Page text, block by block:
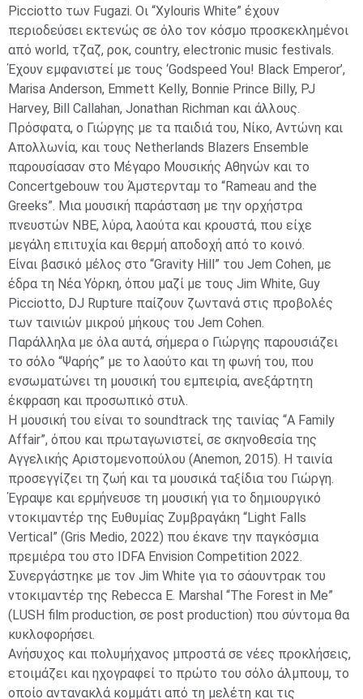
Picciotto των Fugazi. Οι “Xylouris White” έχουν
περιοδεύσει εκτενώς σε όλο τον κόσμο προσκεκλημένοι
από world, τζαζ, ροκ, country, electronic music festivals.
Έχουν εμφανιστεί με τους ‘Godspeed You! Black Emperor’,
Marisa Anderson, Emmett Kelly, Bonnie Prince Billy, PJ
Harvey, Bill Callahan, Jonathan Richman και άλλους.
Πρόσφατα, ο Γιώργης με τα παιδιά του, Νίκο, Αντώνη και
Απολλωνία, και τους Netherlands Blazers Ensemble
παρουσίασαν στο Μέγαρο Μουσικής Αθηνών και το
Concertgebouw του Άμστερνταμ το “Rameau and the
Greeks”. Μια μουσική παράσταση με την ορχήστρα
πνευστών NBE, λύρα, λαούτα και κρουστά, που είχε
μεγάλη επιτυχία και θερμή αποδοχή από το κοινό.
Είναι βασικό μέλος στο “Gravity Hill” του Jem Cohen, με
έδρα τη Νέα Υόρκη, όπου μαζί με τους Jim White, Guy
Picciotto, DJ Rupture παίζουν ζωντανά στις προβολές
των ταινιών μικρού μήκους του Jem Cohen.
Παράλληλα με όλα αυτά, σήμερα ο Γιώργης παρουσιάζει
το σόλο “Ψαρής” με το λαούτο και τη φωνή του, που
ενσωματώνει τη μουσική του εμπειρία, ανεξάρτητη
έκφραση και προσωπικό στυλ.
Η μουσική του είναι το soundtrack της ταινίας “A Family
Affair”, όπου και πρωταγωνιστεί, σε σκηνοθεσία της
Αγγελικής Αριστομενοπούλου (Anemon, 2015). Η ταινία
προσεγγίζει τη ζωή και τα μουσικά ταξίδια του Γιώργη.
Έγραψε και ερμήνευσε τη μουσική για το δημιουργικό
ντοκιμαντέρ της Ευθυμίας Ζυμβραγάκη “Light Falls
Vertical” (Gris Medio, 2022) που έκανε την παγκόσμια
πρεμιέρα του στο IDFA Envision Competition 2022.
Συνεργάστηκε με τον Jim White για το σάουντρακ του
ντοκιμαντέρ της Rebecca E. Marshal “The Forest in Me”
(LUSH film production, σε post production) που σύντομα θα
κυκλοφορήσει.
Ανήσυχος και πολυμήχανος μπροστά σε νέες προκλήσεις,
ετοιμάζει και ηχογραφεί το πρώτο του σόλο άλμπουμ, το
οποίο αντανακλά κομμάτι από τη μελέτη και τις